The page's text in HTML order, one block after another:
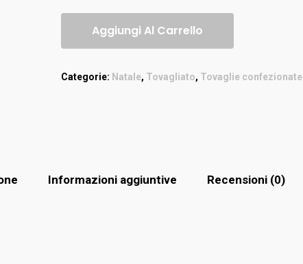
Aggiungi Al Carrello
Categorie: Natale, Tovagliato, Tovaglie confezionate
Informazioni aggiuntive Recensioni (0)